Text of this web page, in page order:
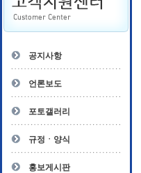
상담사 자격증 확인
- 피해상담사 1급
- 전문수련감독자
- 전문수련기관
공지사항
언론보도
포토갤러리
규정ㆍ양식
홍보게시판